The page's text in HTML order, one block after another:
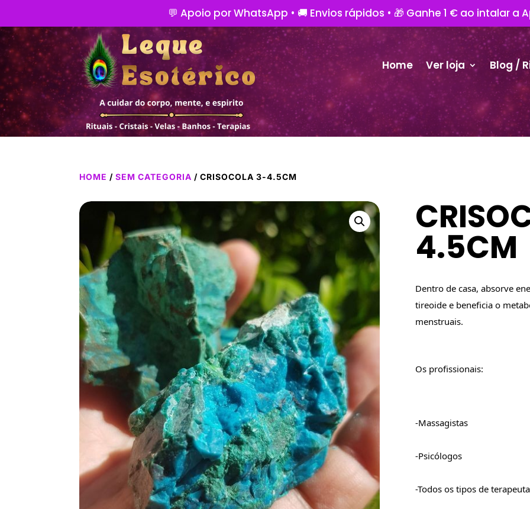
💬 Apoio por WhatsApp • 🚚 Envios rápidos • 🎁 Ganhe 1 € ao intalar a
Home Ver loja Blog /
HOME /SEM CATEGORIA / CRISOCOLA 3-4.5CM
4.5CM
Dentro de casa, absorve
tireoide e beneficia o
menstruais.
Os profissionais:
-Massagistas
-Psicólogos
-Todos os tipos de